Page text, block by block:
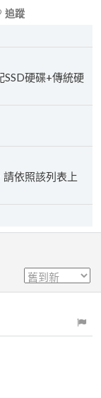
追蹤
SSD硬碟+傳統硬
請依照該列表上